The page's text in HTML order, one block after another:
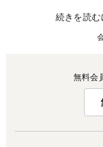
続きを読む
無料会